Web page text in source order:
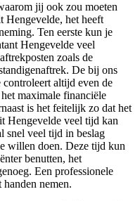
jij ook zou moeten
Hengevelde, het heeft
Ten eerste kun je
Hengevelde veel
zoals de
De bij ons
controleert altijd even de
maximale financiële
is het feitelijk zo dat het
Hengevelde veel tijd kan
snel veel tijd in beslag
willen doen. Deze tijd kun
benutten, het
Een professionele
nemen.